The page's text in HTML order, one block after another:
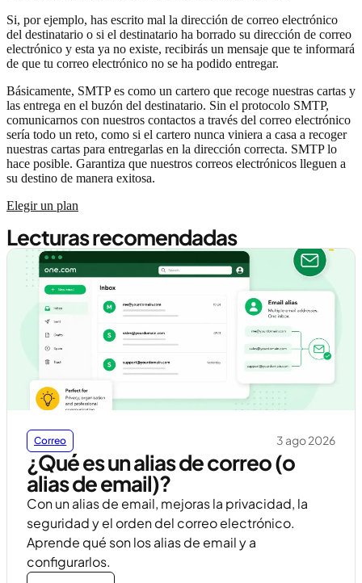
Si, por ejemplo, has escrito mal la dirección de correo electrónico
del destinatario o si el destinatario ha borrado su dirección de correo
electrónico y esta ya no existe, recibirás un mensaje que te informará
de que tu correo electrónico no se ha podido entregar.
Básicamente, SMTP es como un cartero que recoge nuestras cartas y
las entrega en el buzón del destinatario. Sin el protocolo SMTP,
comunicarnos con nuestros contactos a través del correo electrónico
sería todo un reto, como si el cartero nunca viniera a casa a recoger
nuestras cartas para entregarlas en la dirección correcta. SMTP lo
hace posible. Garantiza que nuestros correos electrónicos lleguen a
su destino de manera exitosa.
Elegir un plan
Lecturas recomendadas
Correo 3 ago 2026
¿Qué es un alias de correo (o
alias de email)?
Con un alias de email, mejoras la privacidad, la
seguridad y el orden del correo electrónico.
Aprende qué son los alias de email y a
configurarlos.